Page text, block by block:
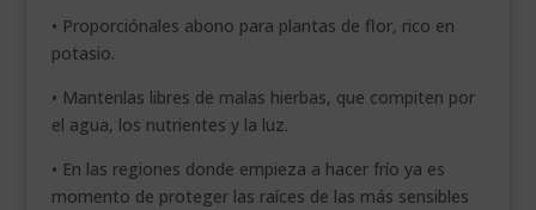
• Proporciónales abono para plantas de flor, rico en
potasio.
• Mantenlas libres de malas hierbas, que compiten por
el agua, los nutrientes y la luz.
• En las regiones donde empieza a hacer frío ya es
momento de proteger las raíces de las más sensibles